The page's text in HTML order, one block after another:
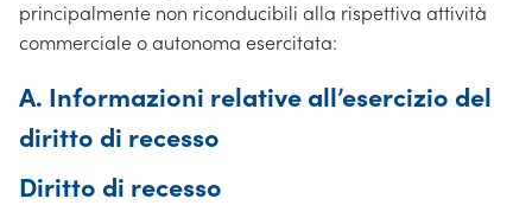
principalmente non riconducibili alla rispettiva attività
commerciale o autonoma esercitata:
A. Informazioni relative all’esercizio del
diritto di recesso
Diritto di recesso